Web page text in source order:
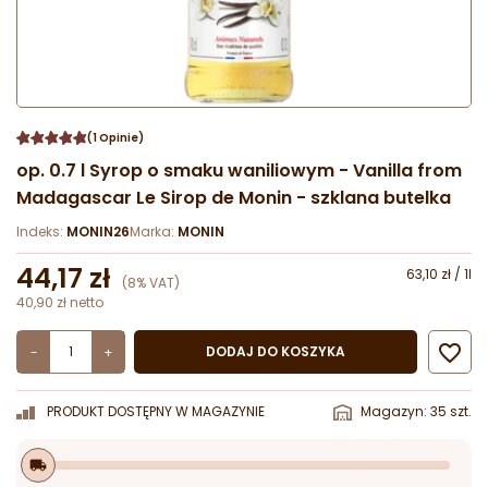
(1 Opinie)
op. 0.7 l Syrop o smaku waniliowym - Vanilla from
Madagascar Le Sirop de Monin - szklana butelka
Indeks: MONIN26Marka: MONIN
44,17 zł (8% VAT)
63,10 zł / 1l
40,90 zł netto
- + DODAJ DO KOSZYKA 
PRODUKT DOSTĘPNY W MAGAZYNIE Magazyn: 35 szt.
local_shipping